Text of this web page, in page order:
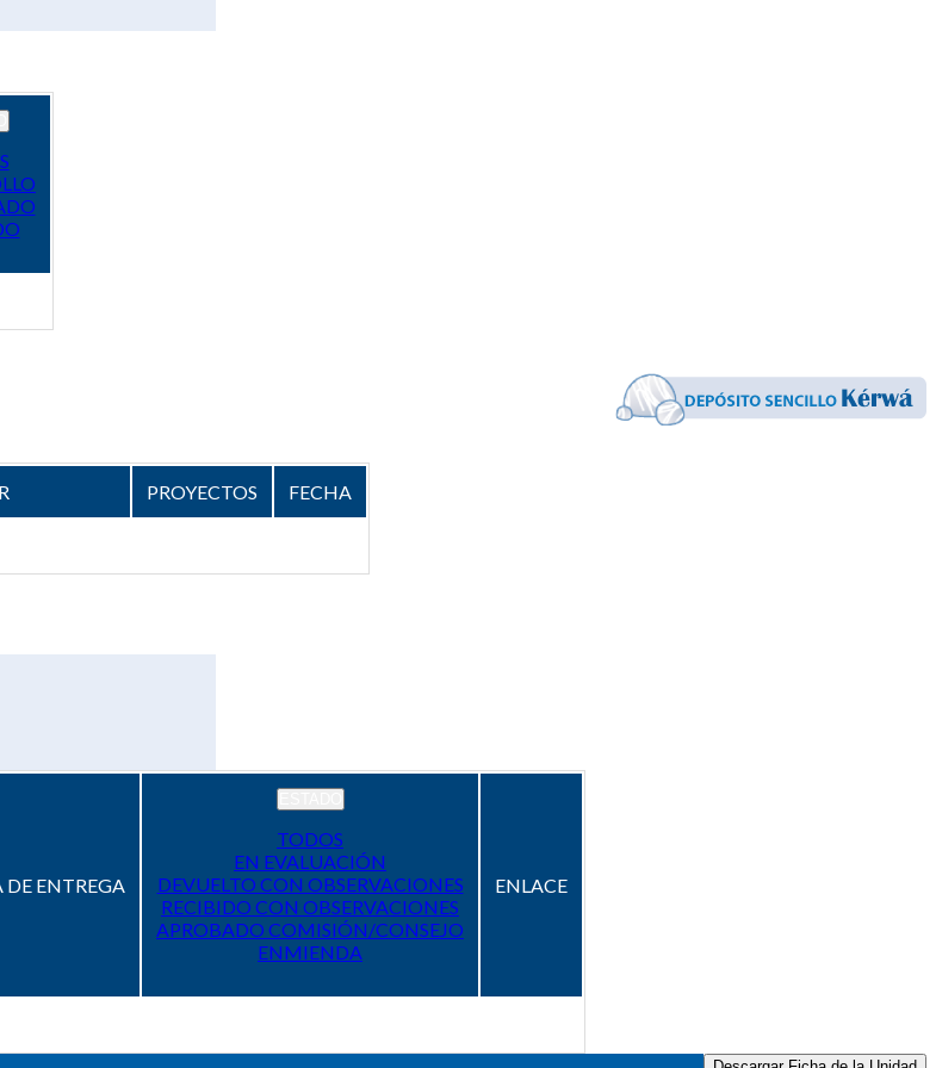
PROYECTOS FECHA
DE ENTREGA
TODOS
EN EVALUACIÓN
DEVUELTO CON OBSERVACIONES
RECIBIDO CON OBSERVACIONES
APROBADO COMISIÓN/CONSEJO
ENMIENDA
ENLACE